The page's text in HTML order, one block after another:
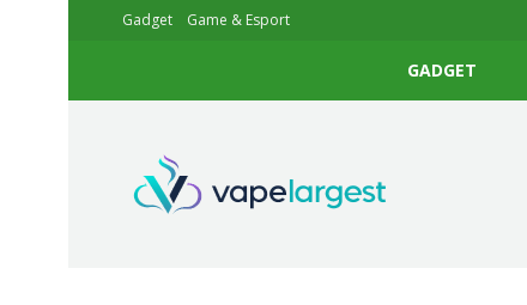
Gadget Game & Esport
GADGET